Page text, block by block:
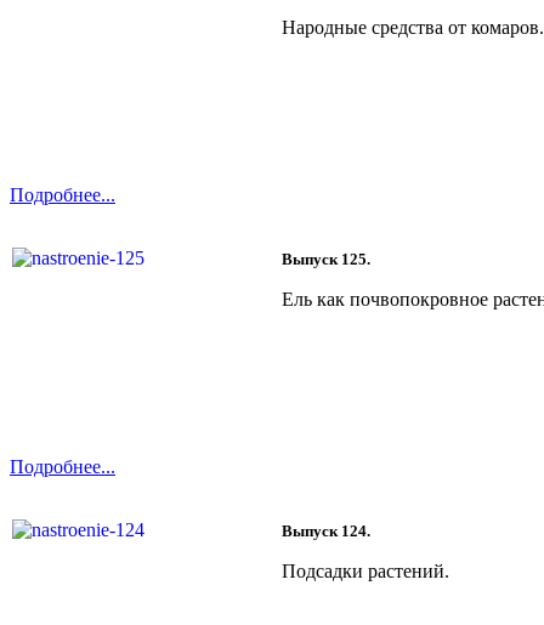
Народные средства от комаров.
Подробнее...
Выпуск 125.
Ель как почвопокровное
Подробнее...
Выпуск 124.
Подсадки растений.